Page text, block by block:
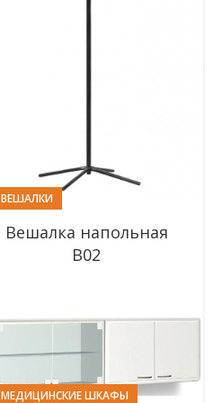
ВЕШАЛКИ
Вешалка напольная
В02
МЕДИЦИНСКИЕ ШКАФЫ